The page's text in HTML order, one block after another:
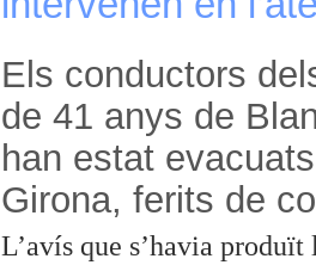
Els conductors
de 41 anys de
han estat
Girona, ferits de
L’avís que s’havia